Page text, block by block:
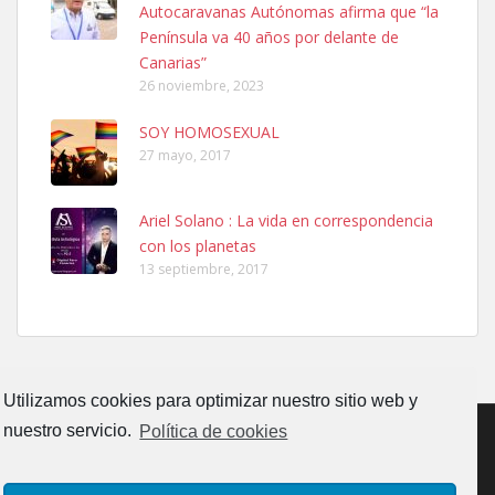
Utilizamos cookies para optimizar nuestro sitio web y
nuestro servicio. Política de cookies
06/07/2025 ZONA MESA Y LOPEZ. ES MUY ASUSTADIZO
Leales.org » Gran Canaria
6.7.2025
Ninfa perdida
El día 5 se los perdió una ninfa papillera, asustada tiene miedo a la
calle, se perdió por la zon...
Adopcion
Autocaravanas Autónomas afirma que “la
Península va 40 años por delante de
Canarias”
26 noviembre, 2023
SOY HOMOSEXUAL
27 mayo, 2017
Ariel Solano : La vida en correspondencia
con los planetas
13 septiembre, 2017